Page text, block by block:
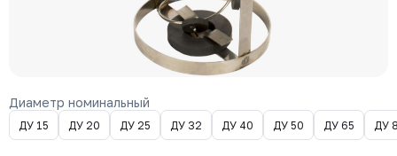
Диаметр номинальный
ДУ 15 ДУ 20 ДУ 25 ДУ 32 ДУ 40 ДУ 50 ДУ 65 ДУ